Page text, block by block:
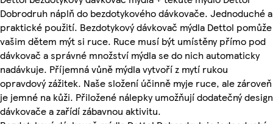
Dobrodruh náplň do bezdotykového dávkovače. Jednoduché a
praktické použití. Bezdotykový dávkovač mýdla Dettol pomůže
vašim dětem mýt si ruce. Ruce musí být umístěny přímo pod
dávkovač a správné množství mýdla se do nich automaticky
nadávkuje. Příjemná vůně mýdla vytvoří z mytí rukou
opravdový zážitek. Naše složení účinně myje ruce, ale zároveň
je jemné na kůži. Přiložené nálepky umožňují dodatečný design
dávkovače a zařídí zábavnou aktivitu.